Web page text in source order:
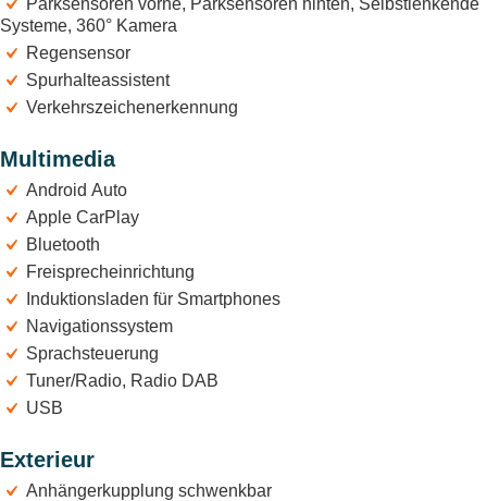
Systeme, 360° Kamera
Regensensor
Spurhalteassistent
Verkehrszeichenerkennung
Multimedia
Android Auto
Apple CarPlay
Bluetooth
Freisprecheinrichtung
Induktionsladen für Smartphones
Navigationssystem
Sprachsteuerung
Tuner/Radio, Radio DAB
USB
Exterieur
Anhängerkupplung schwenkbar